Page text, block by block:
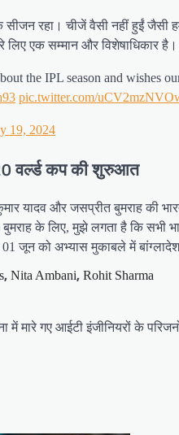
सीजन रहा। चीजें वैसी नहीं हुईं
एक सम्मान और विशेषाधिकार
the IPL season and wishes
pic.twitter.com/
19, 2024
वर्ल्ड कप की शुरुआत
यादव और जसप्रीत बुमराह
बुमराह के लिए, मुझे लगता है कि
जून को अभ्यास मुकाबले में बांग्लादेश
, Nita Ambani, Rohit Sharma
में मारे गए आईटी इंजीनियरों के